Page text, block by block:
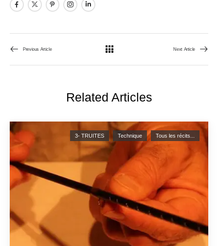
Navigation de l’article
Previous Article Next Article
Related Articles
3- TRUITES Technique Tous les récits...